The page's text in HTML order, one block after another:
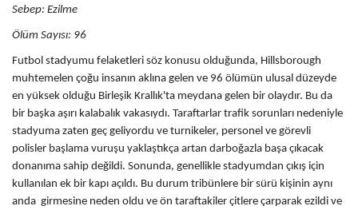
Sebep: Ezilme
Ölüm Sayısı: 96
Futbol stadyumu felaketleri söz konusu olduğunda, Hillsborough
muhtemelen çoğu insanın aklına gelen ve 96 ölümün ulusal düzeyde
en yüksek olduğu Birleşik Krallık'ta meydana gelen bir olaydır. Bu da
bir başka aşırı kalabalık vakasıydı. Taraftarlar trafik sorunları nedeniyle
stadyuma zaten geç geliyordu ve turnikeler, personel ve görevli
polisler başlama vuruşu yaklaştıkça artan darboğazla başa çıkacak
donanıma sahip değildi. Sonunda, genellikle stadyumdan çıkış için
kullanılan ek bir kapı açıldı. Bu durum tribünlere bir sürü kişinin aynı
anda girmesine neden oldu ve ön taraftakiler çitlere çarparak ezildi ve